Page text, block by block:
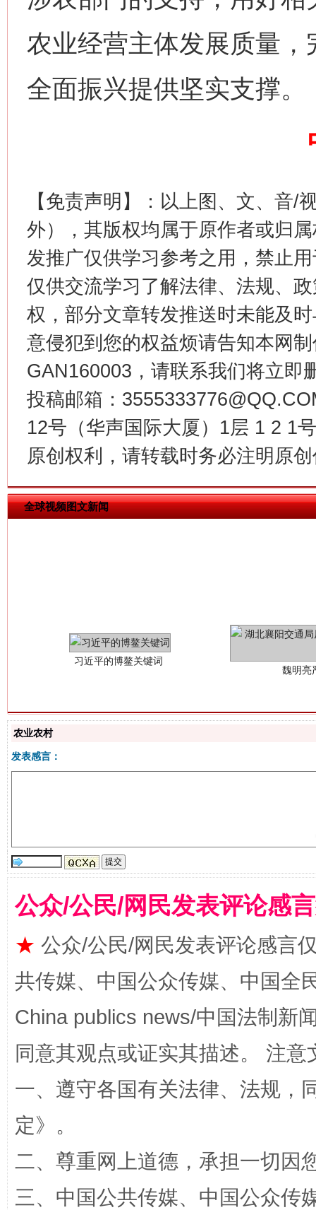
农业经营主体发展质量
全面振兴提供坚实支撑。
【免责声明】：以上图、文、音/
外），其版权均属于原作者或归
发推广仅供学习参考之用，禁止
仅供交流学习了解法律、法规、
权，部分文章转发推送时未能及
意侵犯到您的权益烦请告知本网
GAN160003，请联系我们将立即
投稿邮箱：
12号（华声国际大厦）1层 1 2 1
原创权利，请转载时务必注明原
全球视频图文新闻
网上购药对药下症？
这是一记警钟！ 谢
在谋一域中谋全局
今
揭批美国五大"原罪" "炒
农业农村
发表感言：
公众/公民/网民发表评论感
★ 公众/公民/网民发表评论感言
共传媒、中国公众传媒、中国全
China publics news/中国法制新
同意其观点或证实其描述。 注
一、遵守各国有关法律、法规，
定》。
二、尊重网上道德，承担一切因
三、中国公共传媒、中国公众传